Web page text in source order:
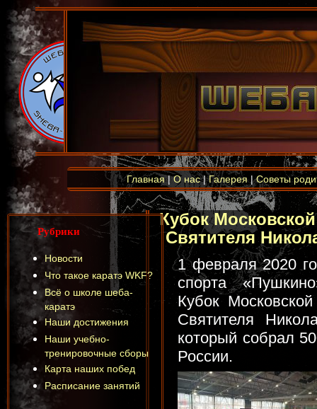
Главная|О нас|Галерея|Советы
Кубок
Святителя
1 февраля 2020
спорта
Кубок
Святителя
который собрал
России.
Рубрики
Новости
Что такое каратэ WKF?
Всё о школе шеба-
каратэ
Наши достижения
Наши учебно-
тренировочные сборы
Карта наших побед
Расписание занятий